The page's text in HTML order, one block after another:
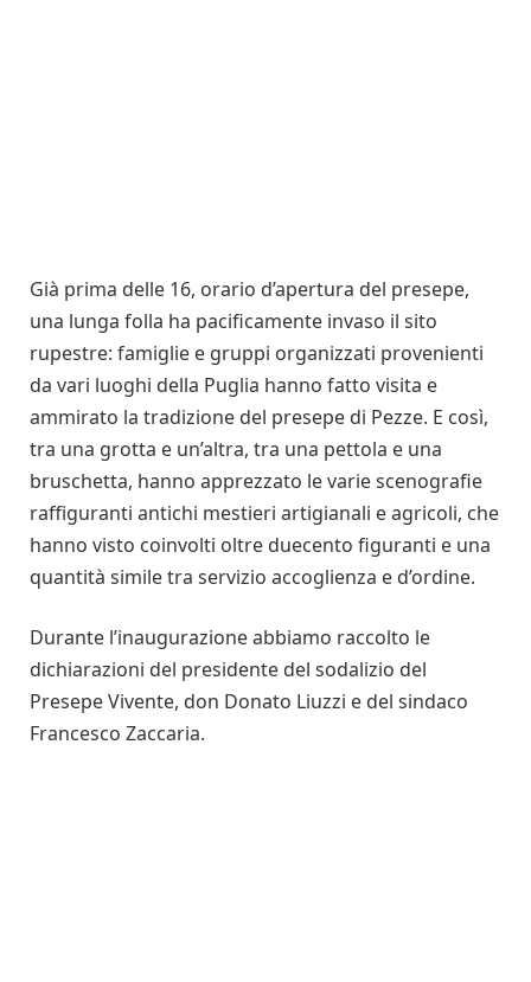
Già prima delle 16, orario d’apertura del presepe,
una lunga folla ha pacificamente invaso il sito
rupestre: famiglie e gruppi organizzati provenienti
da vari luoghi della Puglia hanno fatto visita e
ammirato la tradizione del presepe di Pezze. E così,
tra una grotta e un’altra, tra una pettola e una
bruschetta, hanno apprezzato le varie scenografie
raffiguranti antichi mestieri artigianali e agricoli, che
hanno visto coinvolti oltre duecento figuranti e una
quantità simile tra servizio accoglienza e d’ordine.
Durante l’inaugurazione abbiamo raccolto le
dichiarazioni del presidente del sodalizio del
Presepe Vivente, don Donato Liuzzi e del sindaco
Francesco Zaccaria.